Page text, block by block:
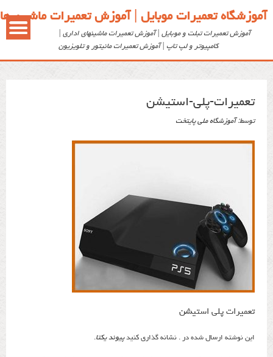
آموزشگاه تعمیرات موبایل | آموزش تعمیرات ماشین
آموزش تعمیرات تبلت و موبایل | آموزش تعمیرات ماشینهای اداری |
کامپیوتر و لپ تاپ | آموزش تعمیرات مانیتور و تلویزیون
تعمیرات-پلی-استیشن
توسط: ‪آموزشگاه ملی پایتخت
تعمیرات پلی استیشن
این نوشته ارسال شده در . نشانه گذاری کنیدپیوند یکتا.